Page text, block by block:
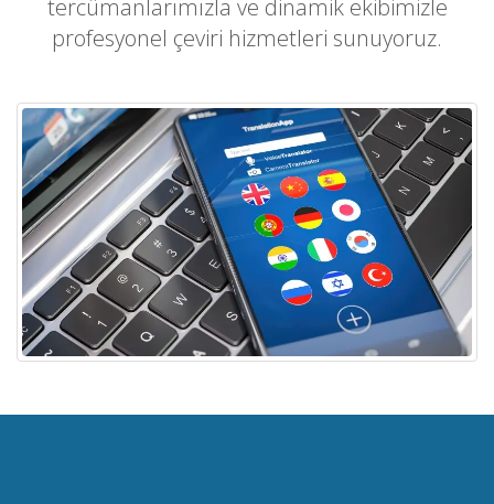
tercümanlarımızla ve dinamik ekibimizle
profesyonel çeviri hizmetleri sunuyoruz.